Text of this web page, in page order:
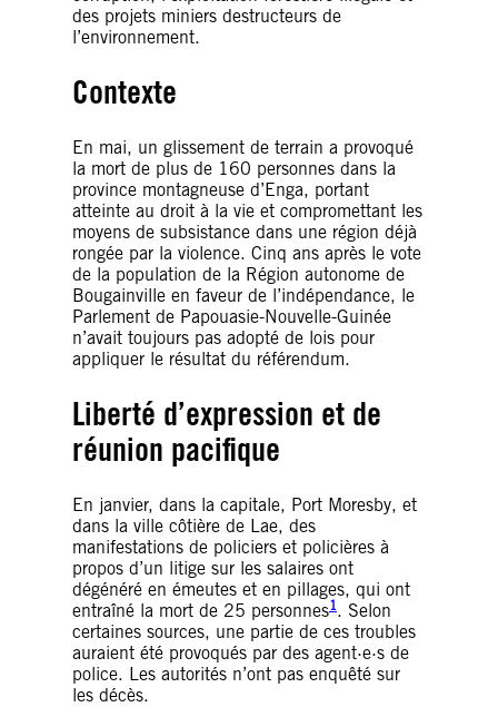
des projets miniers destructeurs de
l’environnement.
Contexte
En mai, un glissement de terrain a provoqué
la mort de plus de 160 personnes dans la
province montagneuse d’Enga, portant
atteinte au droit à la vie et compromettant les
moyens de subsistance dans une région déjà
rongée par la violence. Cinq ans après le vote
de la population de la Région autonome de
Bougainville en faveur de l’indépendance, le
Parlement de Papouasie-Nouvelle-Guinée
n’avait toujours pas adopté de lois pour
appliquer le résultat du référendum.
Liberté d’expression et de
réunion pacifique
En janvier, dans la capitale, Port Moresby, et
dans la ville côtière de Lae, des
manifestations de policiers et policières à
propos d’un litige sur les salaires ont
dégénéré en émeutes et en pillages, qui ont
entraîné la mort de 25 personnes1. Selon
certaines sources, une partie de ces troubles
auraient été provoqués par des agent·e·s de
police. Les autorités n’ont pas enquêté sur
les décès.